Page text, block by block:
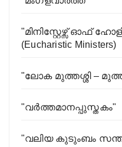
"മിനിസ്റ്റേഴ്സ് ഓഫ്
(Eucharistic Ministers)
"ലോക മുത്തശ്ശി –
"വർത്തമാനപ്പുസ്തകം"
"വലിയ കുടുംബം